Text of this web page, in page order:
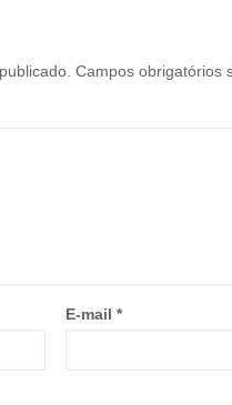
Campos obrigatórios
E-mail *